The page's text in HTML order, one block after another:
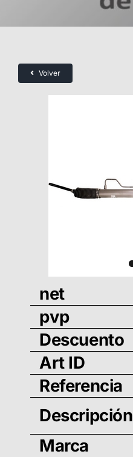
Volver
net
pvp
Descuento
Art ID
Referencia
Descripción
Marca